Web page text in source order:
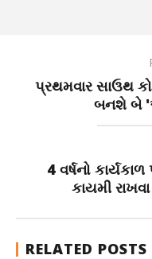
પ્રથમવાર સાઉથ
બનશે બે
4 વર્ષનો
કાયમી
RELATED POSTS